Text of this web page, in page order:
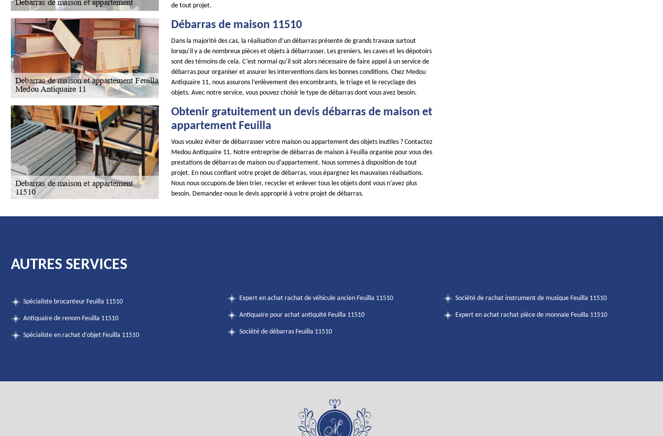
de tout projet.
Débarras de maison 11510
Dans la majorité des cas, la réalisation d’un débarras présente de grands travaux surtout
lorsqu’il y a de nombreux pièces et objets à débarrasser. Les greniers, les caves et les dépotoirs
sont des témoins de cela. C’est normal qu’il soit alors nécessaire de faire appel à un service de
débarras pour organiser et assurer les interventions dans les bonnes conditions. Chez Medou
Antiquaire 11, nous assurons l’enlèvement des encombrants, le triage et le recyclage des
objets. Avec notre service, vous pouvez choisir le type de débarras dont vous avez besoin.
Obtenir gratuitement un devis débarras de maison et
appartement Feuilla
Vous voulez éviter de débarrasser votre maison ou appartement des objets inutiles ? Contactez
Medou Antiquaire 11. Notre entreprise de débarras de maison à Feuilla organise pour vous des
prestations de débarras de maison ou d’appartement. Nous sommes à disposition de tout
projet. En nous confiant votre projet de débarras, vous épargnez les mauvaises réalisations.
Nous nous occupons de bien trier, recycler et enlever tous les objets dont vous n’avez plus
besoin. Demandez-nous le devis approprié à votre projet de débarras.
AUTRES SERVICES
Spécialiste brocanteur Feuilla 11510
Antiquaire de renom Feuilla 11510
Spécialiste en rachat d'objet Feuilla 11510
Expert en achat rachat de véhicule ancien Feuilla 11510
Antiquaire pour achat antiquité Feuilla 11510
Société de débarras Feuilla 11510
Société de rachat instrument de musique Feuilla 11510
Expert en achat rachat pièce de monnaie Feuilla 11510